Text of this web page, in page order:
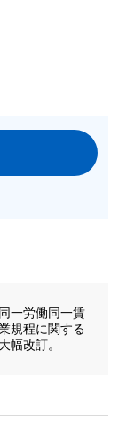
一労働同一賃
規程に関する
幅改訂。